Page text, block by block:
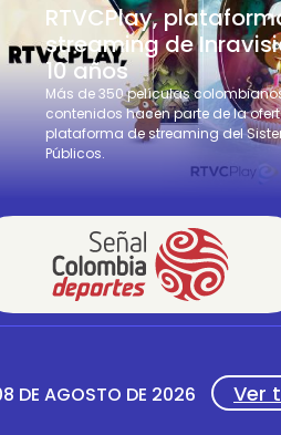
RTVCPlay,
streaming de
10 años
Más de 350 películas
contenidos hacen parte de la
plataforma de streaming del
Públicos.
DE AGOSTO DE 2026 Ver